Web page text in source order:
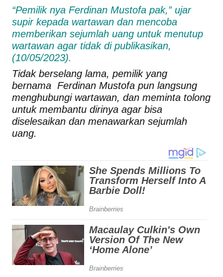
“Pemilik nya Ferdinan Mustofa pak,” ujar
supir kepada wartawan dan mencoba
memberikan sejumlah uang untuk menutup
wartawan agar tidak di publikasikan,
(10/05/2023).
Tidak berselang lama, pemilik yang
bernama Ferdinan Mustofa pun langsung
menghubungi wartawan, dan meminta tolong
untuk membantu dirinya agar bisa
diselesaikan dan menawarkan sejumlah
uang.